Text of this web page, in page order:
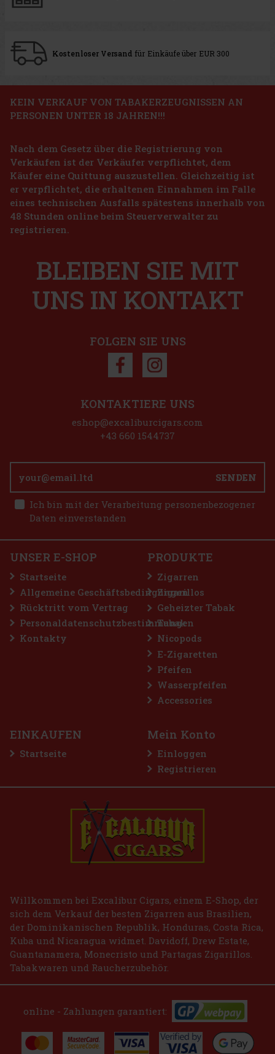
Kostenloser Versand für Einkäufe über EUR 300
KEIN VERKAUF VON TABAKERZEUGNISSEN AN
PERSONEN UNTER 18 JAHREN!!!
Nach dem Gesetz über die Registrierung von
Verkäufen ist der Verkäufer verpflichtet, dem
Käufer eine Quittung auszustellen. Gleichzeitig ist
er verpflichtet, die erhaltenen Einnahmen im Falle
eines technischen Ausfalls spätestens innerhalb von
48 Stunden online beim Steuerverwalter zu
registrieren.
BLEIBEN SIE MIT
UNS IN KONTAKT
FOLGEN SIE UNS
SENDEN
Ich bin mit der Verarbeitung personenbezogener
Daten einverstanden
KONTAKTIERE UNS
eshop@excaliburcigars.com
+43 660 1544737
UNSER E-SHOP
Startseite
Allgemeine Geschäftsbedingungen
Rücktritt vom Vertrag
Personaldatenschutzbestimmungen
Kontakty
PRODUKTE
Zigarren
Zigarillos
Geheizter Tabak
Tabak
Nicopods
E-Zigaretten
Pfeifen
Wasserpfeifen
Accessories
EINKAUFEN
Startseite
Mein Konto
Einloggen
Registrieren
Willkommen bei Excalibur Cigars, einem E-Shop, der
sich dem Verkauf der besten Zigarren aus Brasilien,
der Dominikanischen Republik, Honduras, Costa Rica,
Kuba und Nicaragua widmet. Davidoff, Drew Estate,
Guantanamera, Monecristo und Partagas Zigarillos.
Tabakwaren und Raucherzubehör.
online - Zahlungen garantiert: